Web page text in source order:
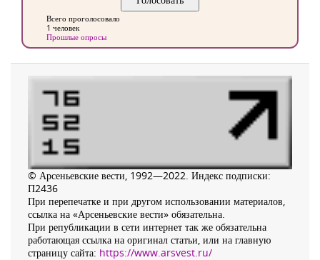
Всего проголосовало
1 человек
Прошлые опросы
© Арсеньевские вести, 1992—2022. Индекс подписки:
П2436
При перепечатке и при другом использовании материалов,
ссылка на «Арсеньевские вести» обязательна.
При републикации в сети интернет так же обязательна
работающая ссылка на оригинал статьи, или на главную
страницу сайта: https://www.arsvest.ru/